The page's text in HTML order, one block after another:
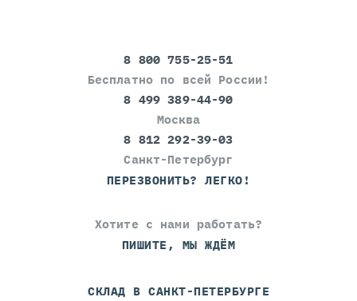
8 800 755-25-51
Бесплатно по всей России!
8 499 389-44-90
Москва
8 812 292-39-03
Санкт-Петербург
ПЕРЕЗВОНИТЬ? ЛЕГКО!
Хотите с нами работать?
ПИШИТЕ, МЫ ЖДЁМ
СКЛАД В САНКТ-ПЕТЕРБУРГЕ